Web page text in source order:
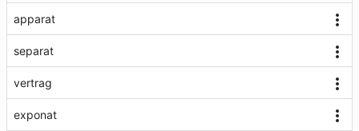
apparat
separat
vertrag
exponat